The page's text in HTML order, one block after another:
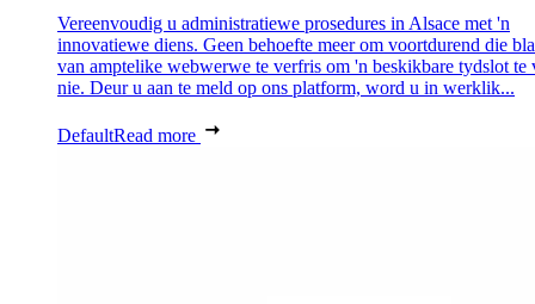
Vereenvoudig u administratiewe prosedures in Alsace met 'n
innovatiewe diens. Geen behoefte meer om voortdurend die
van amptelike webwerwe te verfris om 'n beskikbare tydslot te
nie. Deur u aan te meld op ons platform, word u in werklik...
DefaultRead more